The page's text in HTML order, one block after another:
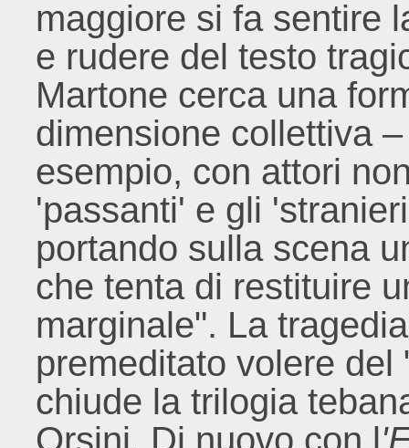
maggiore si fa sentire
e rudere del testo
Martone cerca una
dimensione collettiva
esempio, con attori
'passanti' e gli
portando sulla scena
che tenta di restituire
marginale". La
premeditato volere
chiude la trilogia
Orsini. Di nuovo con l